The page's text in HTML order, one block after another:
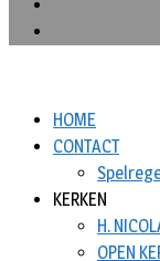
HOME
CONTACT
KERKEN
H.
OPEN